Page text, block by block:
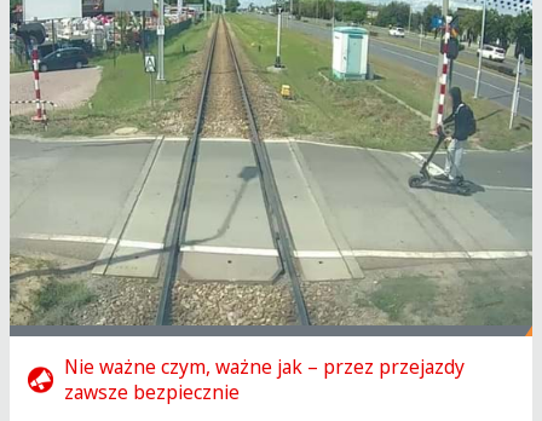
Nie ważne czym, ważne jak – przez przejazdy
zawsze bezpiecznie